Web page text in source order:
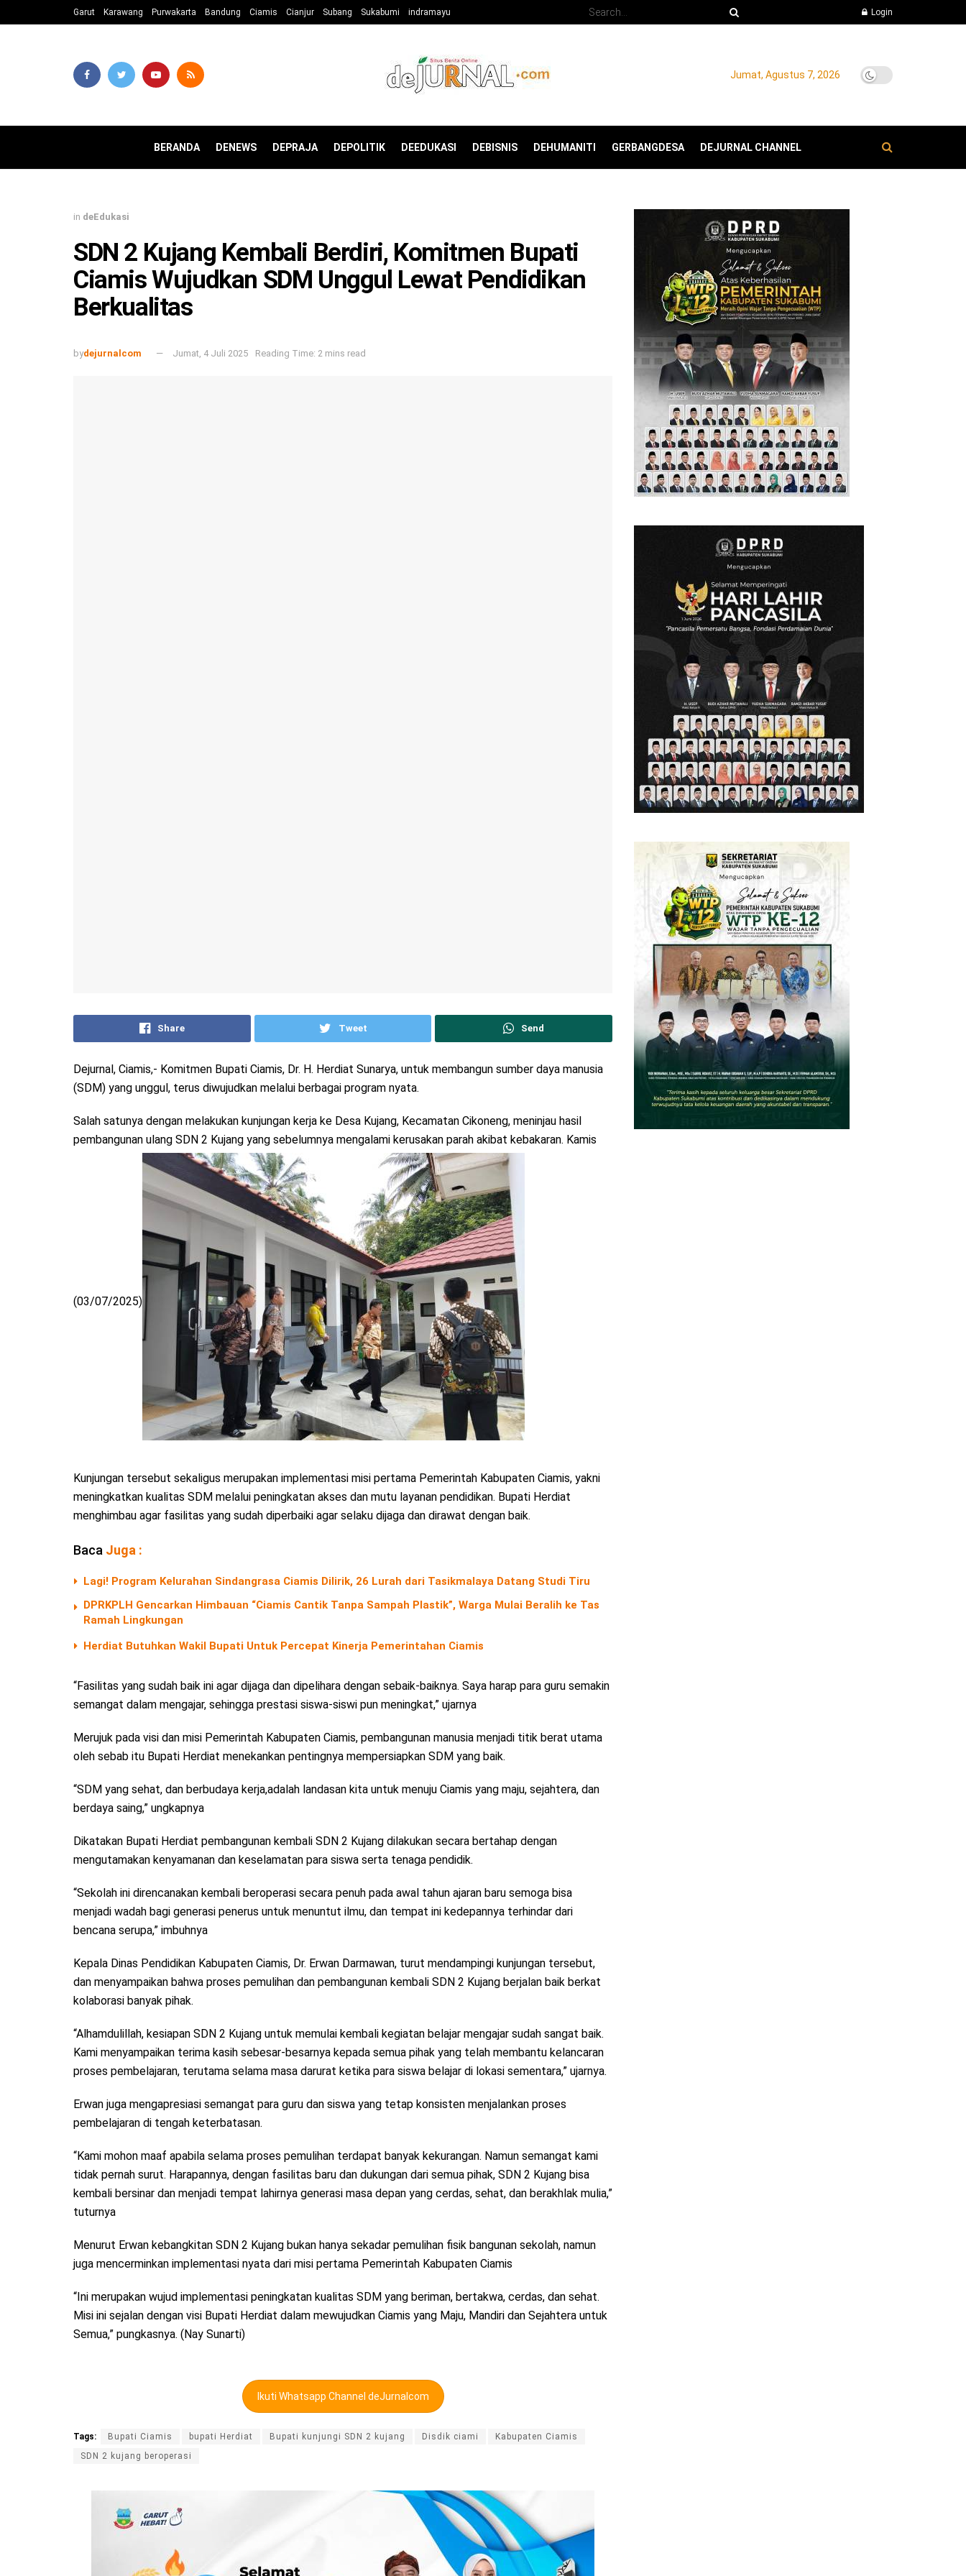
Garut Karawang Purwakarta Bandung Ciamis Cianjur Subang Sukabumi indramayu Login
Jumat, Agustus 7, 2026
BERANDA DENEWS DEPRAJA DEPOLITIK DEEDUKASI DEBISNIS DEHUMANITI GERBANGDESA DEJURNAL CHANNEL
in deEdukasi
SDN 2 Kujang Kembali Berdiri, Komitmen Bupati
Ciamis Wujudkan SDM Unggul Lewat Pendidikan
Berkualitas
bydejurnalcom Jumat, 4 Juli 2025 Reading Time: 2 mins read
Share Tweet Send
Dejurnal, Ciamis,- Komitmen Bupati Ciamis, Dr. H. Herdiat Sunarya, untuk membangun sumber daya manusia
(SDM) yang unggul, terus diwujudkan melalui berbagai program nyata.
Salah satunya dengan melakukan kunjungan kerja ke Desa Kujang, Kecamatan Cikoneng, meninjau hasil
pembangunan ulang SDN 2 Kujang yang sebelumnya mengalami kerusakan parah akibat kebakaran. Kamis
(03/07/2025)
Kunjungan tersebut sekaligus merupakan implementasi misi pertama Pemerintah Kabupaten Ciamis, yakni
meningkatkan kualitas SDM melalui peningkatan akses dan mutu layanan pendidikan. Bupati Herdiat
menghimbau agar fasilitas yang sudah diperbaiki agar selaku dijaga dan dirawat dengan baik.
Baca Juga :
Lagi! Program Kelurahan Sindangrasa Ciamis Dilirik, 26 Lurah dari Tasikmalaya Datang Studi Tiru
DPRKPLH Gencarkan Himbauan “Ciamis Cantik Tanpa Sampah Plastik”, Warga Mulai Beralih ke Tas
Ramah Lingkungan
Herdiat Butuhkan Wakil Bupati Untuk Percepat Kinerja Pemerintahan Ciamis
“Fasilitas yang sudah baik ini agar dijaga dan dipelihara dengan sebaik-baiknya. Saya harap para guru semakin
semangat dalam mengajar, sehingga prestasi siswa-siswi pun meningkat,” ujarnya
Merujuk pada visi dan misi Pemerintah Kabupaten Ciamis, pembangunan manusia menjadi titik berat utama
oleh sebab itu Bupati Herdiat menekankan pentingnya mempersiapkan SDM yang baik.
“SDM yang sehat, dan berbudaya kerja,adalah landasan kita untuk menuju Ciamis yang maju, sejahtera, dan
berdaya saing,” ungkapnya
Dikatakan Bupati Herdiat pembangunan kembali SDN 2 Kujang dilakukan secara bertahap dengan
mengutamakan kenyamanan dan keselamatan para siswa serta tenaga pendidik.
“Sekolah ini direncanakan kembali beroperasi secara penuh pada awal tahun ajaran baru semoga bisa
menjadi wadah bagi generasi penerus untuk menuntut ilmu, dan tempat ini kedepannya terhindar dari
bencana serupa,” imbuhnya
Kepala Dinas Pendidikan Kabupaten Ciamis, Dr. Erwan Darmawan, turut mendampingi kunjungan tersebut,
dan menyampaikan bahwa proses pemulihan dan pembangunan kembali SDN 2 Kujang berjalan baik berkat
kolaborasi banyak pihak.
“Alhamdulillah, kesiapan SDN 2 Kujang untuk memulai kembali kegiatan belajar mengajar sudah sangat baik.
Kami menyampaikan terima kasih sebesar-besarnya kepada semua pihak yang telah membantu kelancaran
proses pembelajaran, terutama selama masa darurat ketika para siswa belajar di lokasi sementara,” ujarnya.
Erwan juga mengapresiasi semangat para guru dan siswa yang tetap konsisten menjalankan proses
pembelajaran di tengah keterbatasan.
“Kami mohon maaf apabila selama proses pemulihan terdapat banyak kekurangan. Namun semangat kami
tidak pernah surut. Harapannya, dengan fasilitas baru dan dukungan dari semua pihak, SDN 2 Kujang bisa
kembali bersinar dan menjadi tempat lahirnya generasi masa depan yang cerdas, sehat, dan berakhlak mulia,”
tuturnya
Menurut Erwan kebangkitan SDN 2 Kujang bukan hanya sekadar pemulihan fisik bangunan sekolah, namun
juga mencerminkan implementasi nyata dari misi pertama Pemerintah Kabupaten Ciamis
“Ini merupakan wujud implementasi peningkatan kualitas SDM yang beriman, bertakwa, cerdas, dan sehat.
Misi ini sejalan dengan visi Bupati Herdiat dalam mewujudkan Ciamis yang Maju, Mandiri dan Sejahtera untuk
Semua,” pungkasnya. (Nay Sunarti)
Ikuti Whatsapp Channel deJurnalcom
Tags: Bupati Ciamis bupati Herdiat Bupati kunjungi SDN 2 kujang Disdik ciami
Kabupaten Ciamis
SDN 2 kujang beroperasi